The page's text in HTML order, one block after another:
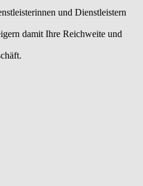
und Dienstleistern
damit Ihre Reichweite und